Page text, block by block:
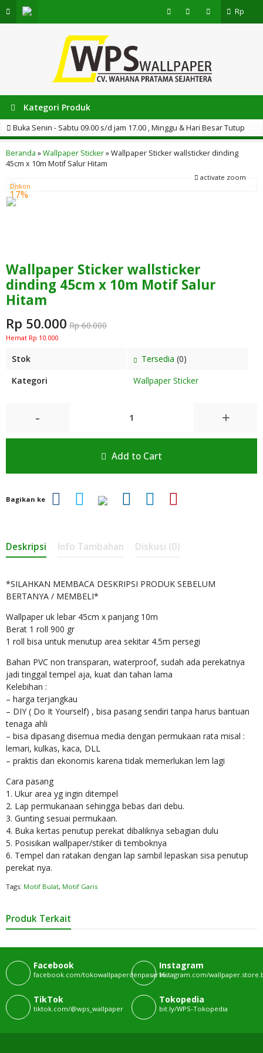
Rp
Kategori Produk
Buka Senin - Sabtu 09.00 s/d jam 17.00 , Minggu & Hari Besar Tutup
ketersediaan Stok terlebih dahulu, karena kami tidak hanya menjual
melalui ONLINE, tetapi OFFLINE juga. - Foto Produk akan ada gradasi
sekitar 10%, diakibatkan efek cahaya saat pengambilan gambar.
Beranda »Wallpaper Sticker»Wallpaper Sticker wallsticker dinding
45cm x 10m Motif Salur Hitam
activate zoom
Diskon
17%
Wallpaper Sticker wallsticker
dinding 45cm x 10m Motif Salur
Hitam
Rp 50.000 Rp 60.000
Hemat Rp 10.000
Stok Tersedia (0)
Kategori
Wallpaper Sticker
- +
Add to Cart
Bagikan ke
Deskripsi Info Tambahan Diskusi (0)
*SILAHKAN MEMBACA DESKRIPSI PRODUK SEBELUM
BERTANYA / MEMBELI*
Wallpaper uk lebar 45cm x panjang 10m
Berat 1 roll 900 gr
1 roll bisa untuk menutup area sekitar 4.5m persegi
Bahan PVC non transparan, waterproof, sudah ada perekatnya
jadi tinggal tempel aja, kuat dan tahan lama
Kelebihan :
– harga terjangkau
– DIY ( Do It Yourself) , bisa pasang sendiri tanpa harus bantuan
tenaga ahli
– bisa dipasang disemua media dengan permukaan rata misal :
lemari, kulkas, kaca, DLL
– praktis dan ekonomis karena tidak memerlukan lem lagi
Cara pasang
1. Ukur area yg ingin ditempel
2. Lap permukanaan sehingga bebas dari debu.
3. Gunting sesuai permukaan.
4. Buka kertas penutup perekat dibaliknya sebagian dulu
5. Posisikan wallpaper/stiker di temboknya
6. Tempel dan ratakan dengan lap sambil lepaskan sisa penutup
perekat nya.
Tags: Motif Bulat, Motif Garis
Produk Terkait
Facebook
facebook.com/tokowallpaperdenpasar16
Instagram
instagram.com/
TikTok
tiktok.com/@wps_wallpaper
Tokopedia
bit.ly/WPS-Tokopedia